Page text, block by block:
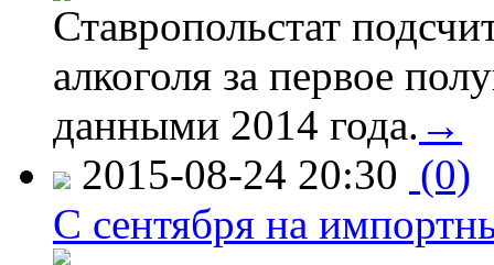
Ставропольстат
алкоголя за первое
данными 2014 года. →
2015-08-24 20:30 (0)
C сентября на